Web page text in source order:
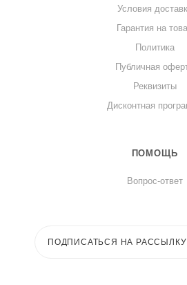
Условия
Гарантия на
Политика
Публичная
Реквизиты
Дисконтная
ПОМОЩЬ
Вопрос-ответ
ПОДПИСАТЬСЯ НА РАССЫЛКУ